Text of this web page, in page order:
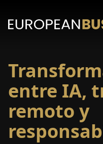
entre IA,
remoto y